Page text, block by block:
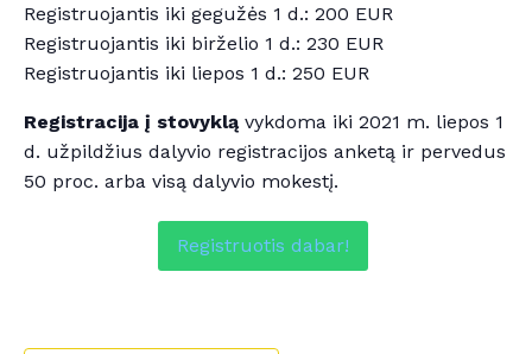
Registruojantis iki gegužės 1 d.: 200 EUR
Registruojantis iki birželio 1 d.: 230 EUR
Registruojantis iki liepos 1 d.: 250 EUR
Registracija į stovyklą vykdoma iki 2021 m. liepos 1
d. užpildžius dalyvio registracijos anketą ir pervedus
50 proc. arba visą dalyvio mokestį.
Registruotis dabar!